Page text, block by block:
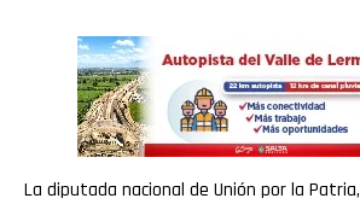
La diputada nacional de Unión por la Patria,